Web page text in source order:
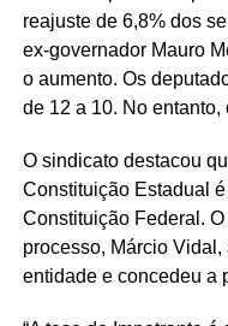
reajuste de 6,8% dos
ex-governador Mauro
o aumento. Os
de 12 a 10. No entanto,
O sindicato destacou
Constituição Estadual é
Constituição Federal.
processo, Márcio
entidade e concedeu a